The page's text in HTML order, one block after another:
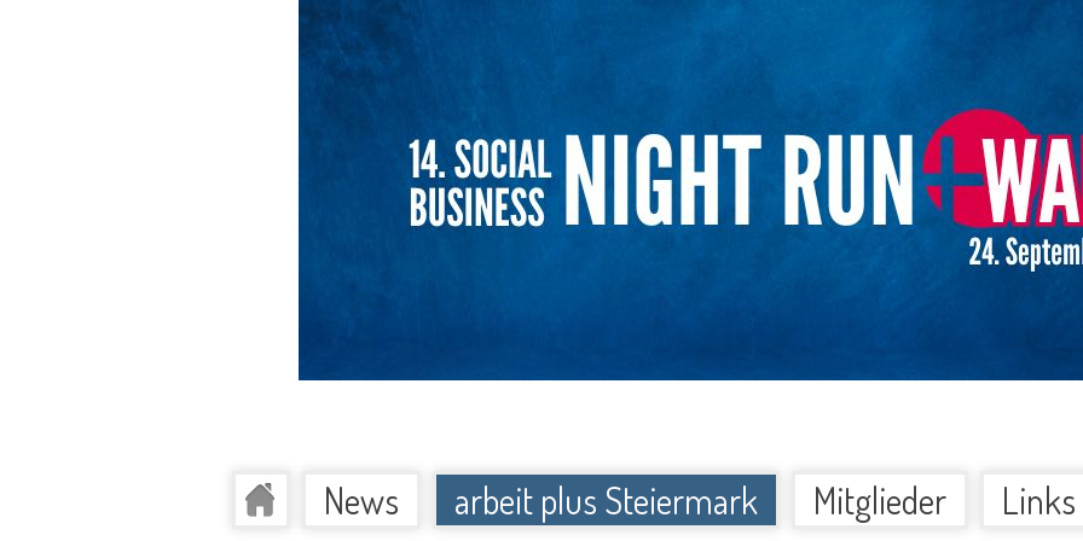
News arbeit plus Steiermark Mitglieder Links